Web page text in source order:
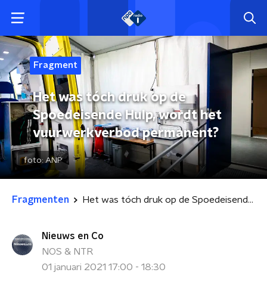
Fragment
Het was tóch druk op de
Spoedeisende Hulp, wordt het
vuurwerkverbod permanent?
foto: ANP
Fragmenten Het was tóch druk op de Spoedeisende Hulp, wordt het vuurwerkverbod permanent?
Nieuws en Co
NOS & NTR
01 januari 2021 17:00 - 18:30